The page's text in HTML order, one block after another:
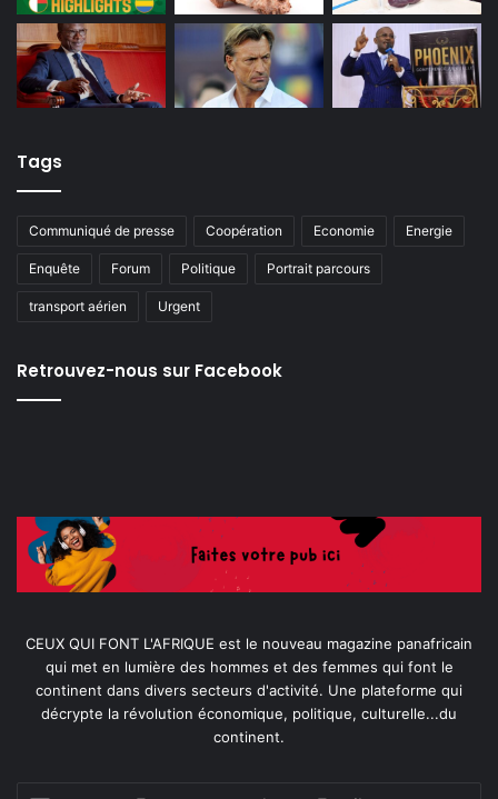
Tags
Communiqué de presse Coopération Economie Energie
Enquête Forum Politique Portrait parcours
transport aérien Urgent
Retrouvez-nous sur Facebook
CEUX QUI FONT L'AFRIQUE est le nouveau magazine panafricain
qui met en lumière des hommes et des femmes qui font le
continent dans divers secteurs d'activité. Une plateforme qui
décrypte la révolution économique, politique, culturelle...du
continent.